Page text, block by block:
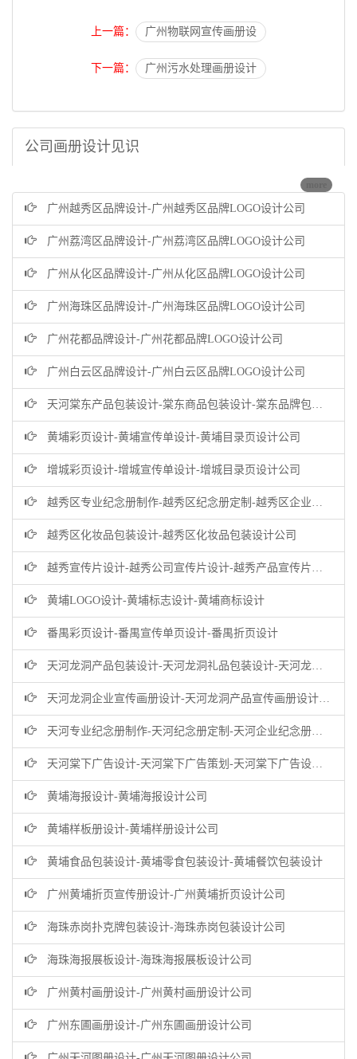
上一篇： 广州物联网宣传画册设
下一篇： 广州污水处理画册设计
公司画册设计见识
广州越秀区品牌设计-广州越秀区品牌LOGO设计公司
广州荔湾区品牌设计-广州荔湾区品牌LOGO设计公司
广州从化区品牌设计-广州从化区品牌LOGO设计公司
广州海珠区品牌设计-广州海珠区品牌LOGO设计公司
广州花都品牌设计-广州花都品牌LOGO设计公司
广州白云区品牌设计-广州白云区品牌LOGO设计公司
天河棠东产品包装设计-棠东商品包装设计-棠东品牌包装设计公司
黄埔彩页设计-黄埔宣传单设计-黄埔目录页设计公司
增城彩页设计-增城宣传单设计-增城目录页设计公司
越秀区专业纪念册制作-越秀区纪念册定制-越秀区企业纪念册设计公司
越秀区化妆品包装设计-越秀区化妆品包装设计公司
越秀宣传片设计-越秀公司宣传片设计-越秀产品宣传片设计公司
黄埔LOGO设计-黄埔标志设计-黄埔商标设计
番禺彩页设计-番禺宣传单页设计-番禺折页设计
天河龙洞产品包装设计-天河龙洞礼品包装设计-天河龙洞商品包装设计公司
天河龙洞企业宣传画册设计-天河龙洞产品宣传画册设计-龙洞企业画册设计公司
天河专业纪念册制作-天河纪念册定制-天河企业纪念册设计公司
天河棠下广告设计-天河棠下广告策划-天河棠下广告设计公司
黄埔海报设计-黄埔海报设计公司
黄埔样板册设计-黄埔样册设计公司
黄埔食品包装设计-黄埔零食包装设计-黄埔餐饮包装设计
广州黄埔折页宣传册设计-广州黄埔折页设计公司
海珠赤岗扑克牌包装设计-海珠赤岗包装设计公司
海珠海报展板设计-海珠海报展板设计公司
广州黄村画册设计-广州黄村画册设计公司
广州东圃画册设计-广州东圃画册设计公司